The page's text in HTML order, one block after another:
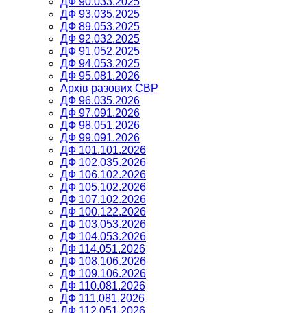
ДФ 93.035.2025
ДФ 89.053.2025
ДФ 92.032.2025
ДФ 91.052.2025
ДФ 94.053.2025
ДФ 95.081.2026
Архів разових СВР
ДФ 96.035.2026
ДФ 97.091.2026
ДФ 98.051.2026
ДФ 99.091.2026
ДФ 101.101.2026
ДФ 102.035.2026
ДФ 106.102.2026
ДФ 105.102.2026
ДФ 107.102.2026
ДФ 100.122.2026
ДФ 103.053.2026
ДФ 104.053.2026
ДФ 114.051.2026
ДФ 108.106.2026
ДФ 109.106.2026
ДФ 110.081.2026
ДФ 111.081.2026
ДФ 112.051.2026